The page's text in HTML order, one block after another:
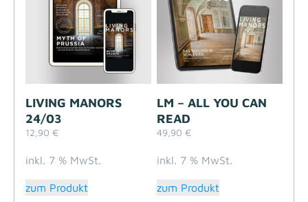
LIVING MANORS
24/03
12,90 €
inkl. 7 % MwSt.
zum Produkt
LM – ALL YOU CAN
READ
49,90 €
inkl. 7 % MwSt.
zum Produkt